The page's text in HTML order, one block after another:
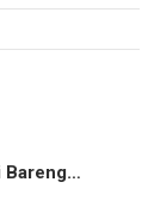
Bareng…